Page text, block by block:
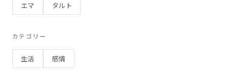
縁日
食事
子ども
遠足
日常
海
エマ
タルト
カテゴリー
生活 感情